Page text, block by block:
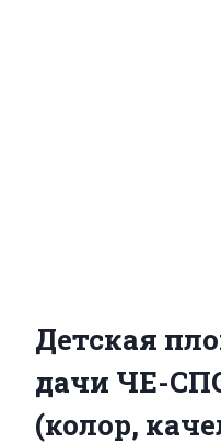
Детская
дачи ЧЕ-
(колор,